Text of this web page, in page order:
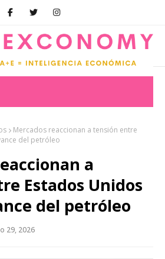
Mercados reaccionan a tensión entre
del petróleo
a
Estados Unidos
del petróleo
29, 2026